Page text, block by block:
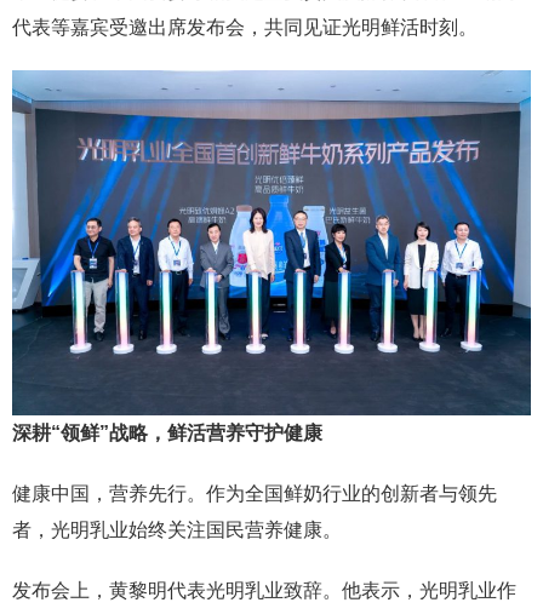
代表等嘉宾受邀出席发布会，共同见证光明鲜活时刻。
深耕“领鲜”战略，鲜活营养守护健康
健康中国，营养先行。作为全国鲜奶行业的创新者与领先
者，光明乳业始终关注国民营养健康。
发布会上，黄黎明代表光明乳业致辞。他表示，光明乳业作